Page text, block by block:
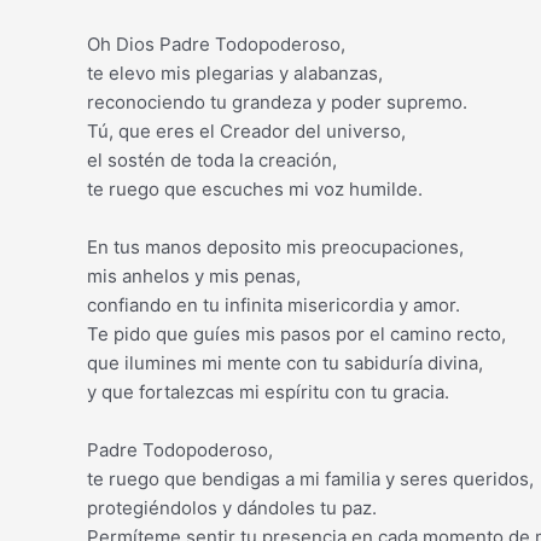
Oh Dios Padre Todopoderoso,
te elevo mis plegarias y alabanzas,
reconociendo tu grandeza y poder supremo.
Tú, que eres el Creador del universo,
el sostén de toda la creación,
te ruego que escuches mi voz humilde.
En tus manos deposito mis preocupaciones,
mis anhelos y mis penas,
confiando en tu infinita misericordia y amor.
Te pido que guíes mis pasos por el camino recto,
que ilumines mi mente con tu sabiduría divina,
y que fortalezcas mi espíritu con tu gracia.
Padre Todopoderoso,
te ruego que bendigas a mi familia y seres queridos,
protegiéndolos y dándoles tu paz.